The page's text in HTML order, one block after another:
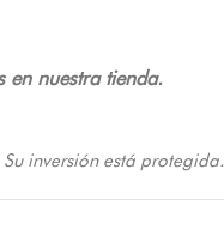
en nuestra tienda.
inversión está protegida.